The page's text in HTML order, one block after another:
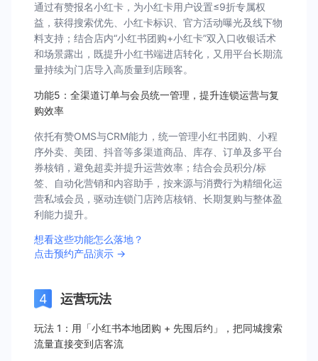
通过有赞报名小红卡，为小红卡用户设置≤9折专属权
益，获得搜索优先、小红卡标识、官方活动曝光及线下物
料支持；结合店内“小红书团购+小红卡”双入口收银话术
和场景露出，既提升小红书端进店转化，又用平台长期流
量持续为门店导入高质量到店顾客。
功能5：全渠道订单与会员统一管理，提升连锁运营与复
购效率
依托有赞OMS与CRM能力，统一管理小红书团购、小程
序外卖、美团、抖音等多渠道商品、库存、订单及多平台
券核销，避免超卖并提升运营效率；结合会员积分/标
签、自动化营销和内容助手，按来源与消费行为精细化运
营私域会员，驱动连锁门店跨店核销、长期复购与整体盈
利能力提升。
想看这些功能怎么落地？
点击预约产品演示 →
运营玩法
玩法 1：用「小红书本地团购 + 先囤后约」，把同城搜索
流量直接变到店客流